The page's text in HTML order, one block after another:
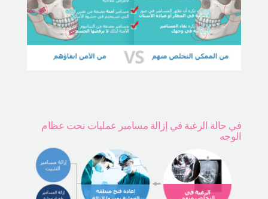
في حالة الرغبة في إزالة مسامير عمليات نحت عظام
الوجه